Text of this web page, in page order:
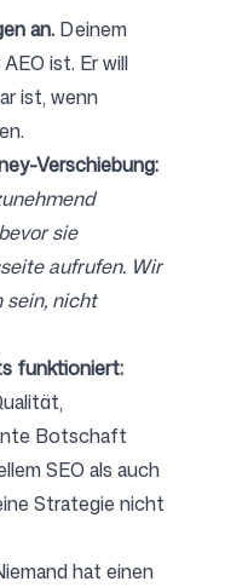
an. Deinem
ist. Er will
ist, wenn
Verschiebung:
sie
aufrufen. Wir
sein, nicht
funktioniert:
Botschaft
SEO als auch
Strategie nicht
hat einen